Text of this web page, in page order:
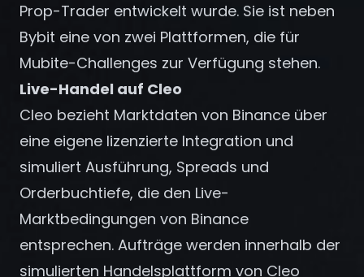
Anmelden
Prop-Trader entwickelt wurde. Sie ist neben
Bybit eine von zwei Plattformen, die für
Mubite-Challenges zur Verfügung stehen.
Live-Handel auf Cleo
Cleo bezieht Marktdaten von Binance über
eine eigene lizenzierte Integration und
simuliert Ausführung, Spreads und
Orderbuchtiefe, die den Live-
Marktbedingungen von Binance
entsprechen. Aufträge werden innerhalb der
simulierten Handelsplattform von Cleo